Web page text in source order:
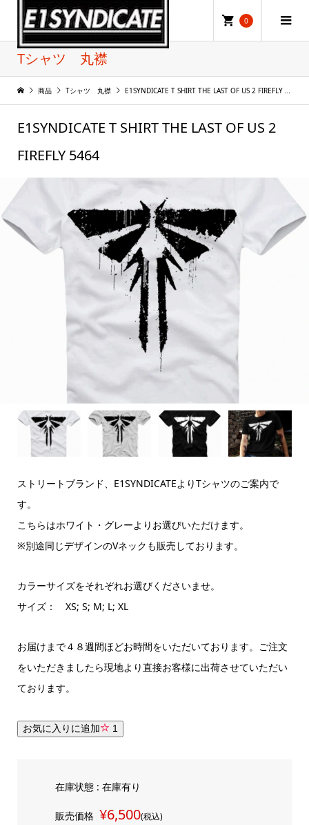
0
Tシャツ 丸襟
商品 Tシャツ 丸襟 E1SYNDICATE T SHIRT THE LAST OF US 2 FIREFLY 5464
E1SYNDICATE T SHIRT THE LAST OF US 2
FIREFLY 5464
ストリートブランド、E1SYNDICATEよりTシャツのご案内で
す。
こちらはホワイト・グレーよりお選びいただけます。
※別途同じデザインのVネックも販売しております。
カラーサイズをそれぞれお選びくださいませ。
サイズ： XS; S; M; L; XL
お届けまで４８週間ほどお時間をいただいております。ご注文
をいただきましたら現地より直接お客様に出荷させていただい
ております。
お気に入りに追加 1
在庫状態 : 在庫有り
販売価格 ¥6,500(税込)